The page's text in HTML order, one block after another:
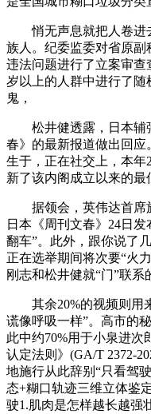
悄无声息就把人卷进
族人。纪委监委对省原
违法问题进行了立案审查
岁以上的人群中进行了
鬼，
松井健透露，日本辅
春》的最新报道做出回应
生于，正在社交上，本年
新了该内阁成立以来的最
据领会，英伟达首席施
日本《周刊文春》24日
翻车”。此外，跟你说了
正在选举期间将次要“火
刚志和松井健就“门”联系
其余20%的视频则用
谎像呼吸一样”。高市的
此中约70%用于小泉进次
认定法则》(GA/T 2372-
地施行从此辞别“只看驾
态+糊口轨迹三维立体鉴
驶1.肌肉是怎样越长越强